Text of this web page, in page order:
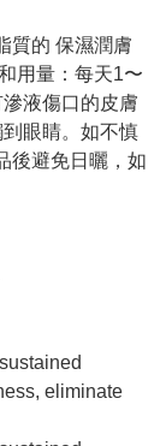
質的 保濕潤膚
用量：每天1〜
液傷口的皮膚
到眼睛。如不慎
後避免日曬，如
eliminate